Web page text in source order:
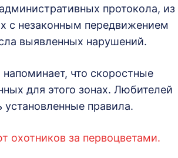
протокола, из
с незаконным передвижением
выявленных нарушений.
что скоростные
для этого зонах. Любителей
правила.
охотников за первоцветами.